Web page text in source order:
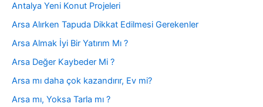
Antalya Yeni Konut Projeleri
Arsa Alırken Tapuda Dikkat Edilmesi Gerekenler
Arsa Almak İyi Bir Yatırım Mı ?
Arsa Değer Kaybeder Mi ?
Arsa mı daha çok kazandırır, Ev mi?
Arsa mı, Yoksa Tarla mı ?